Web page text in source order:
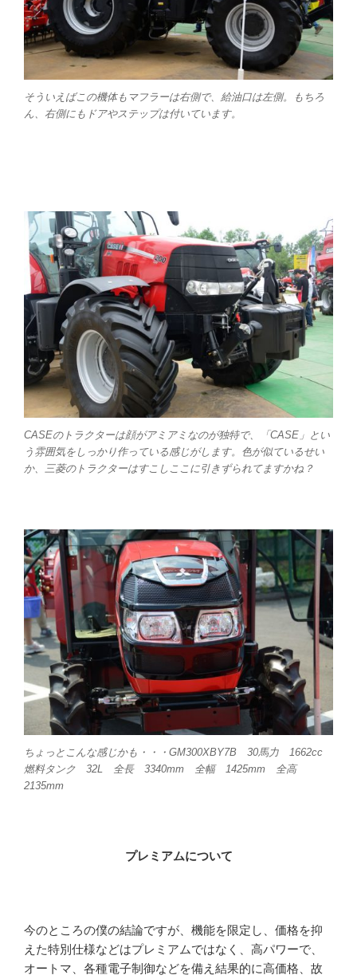
そういえばこの機体もマフラーは右側で、給油口は左側。もちろ
ん、右側にもドアやステップは付いています。
CASEのトラクターは顔がアミアミなのが独特で、「CASE」とい
う雰囲気をしっかり作っている感じがします。色が似ているせい
か、三菱のトラクターはすこしここに引きずられてますかね？
ちょっとこんな感じかも・・・GM300XBY7B 30馬力 1662cc
燃料タンク 32L 全長 3340mm 全幅 1425mm 全高
2135mm
プレミアムについて
今のところの僕の結論ですが、機能を限定し、価格を抑
えた特別仕様などはプレミアムではなく、高パワーで、
オートマ、各種電子制御などを備え結果的に高価格、故